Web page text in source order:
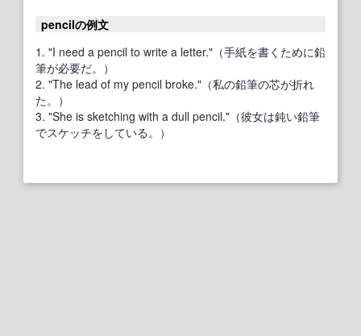
pencilの例文
1. "I need a pencil to write a letter."（手紙を書くために鉛
筆が必要だ。）
2. "The lead of my pencil broke."（私の鉛筆の芯が折れ
た。）
3. "She is sketching with a dull pencil."（彼女は鈍い鉛筆
でスケッチをしている。）